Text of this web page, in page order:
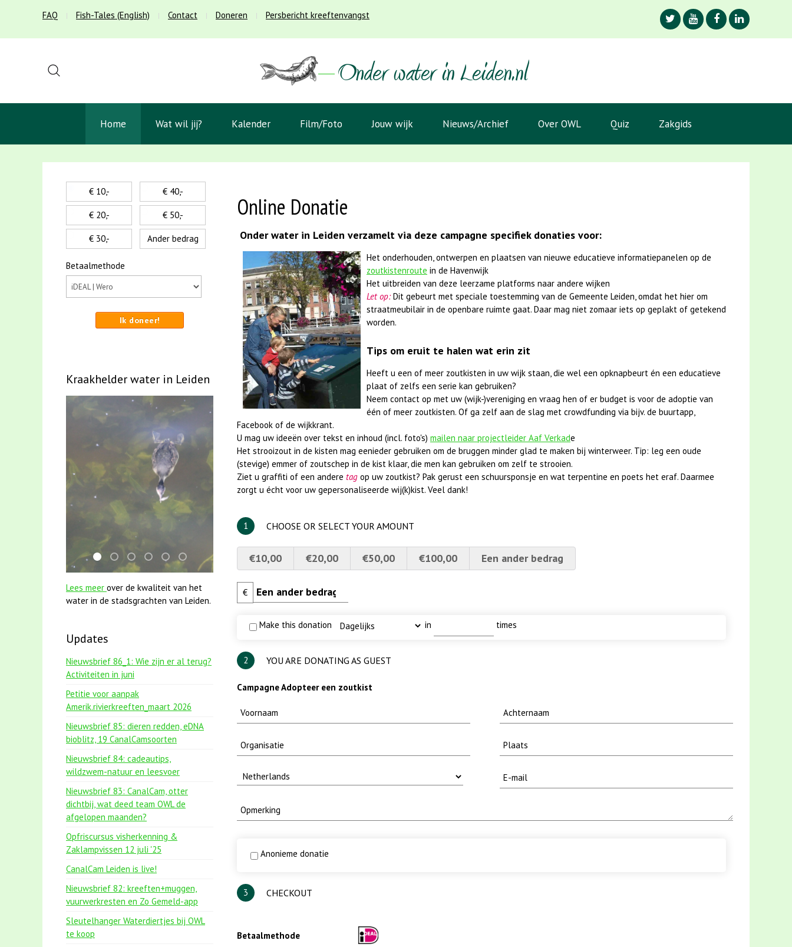
FAQ Fish-Tales (English) Contact Doneren Persbericht kreeftenvangst
Home Wat wil jij? Kalender Film/Foto Jouw wijk Nieuws/Archief Over OWL Quiz Zakgids
Online Donatie
Onder water in Leiden verzamelt via deze campagne specifiek donaties voor:
Het onderhouden, ontwerpen en plaatsen van nieuwe educatieve informatiepanelen op de
zoutkistenroute in de Havenwijk
Het uitbreiden van deze leerzame platforms naar andere wijken
Let op:Dit gebeurt met speciale toestemming van de Gemeente Leiden, omdat het hier om
straatmeubilair in de openbare ruimte gaat. Daar mag niet zomaar iets op geplakt of getekend
worden.
Tips om eruit te halen wat erin zit
Heeft u een of meer zoutkisten in uw wijk staan, die wel een opknapbeurt én een educatieve
plaat of zelfs een serie kan gebruiken?
Neem contact op met uw (wijk-)vereniging en vraag hen of er budget is voor de adoptie van
één of meer zoutkisten. Of ga zelf aan de slag met crowdfunding via bijv. de buurtapp,
Facebook of de wijkkrant.
U mag uw ideeën over tekst en inhoud (incl. foto's) mailen naar projectleider Aaf Verkade
Het strooizout in de kisten mag eenieder gebruiken om de bruggen minder glad te maken bij winterweer. Tip: leg een oude
(stevige) emmer of zoutschep in de kist klaar, die men kan gebruiken om zelf te strooien.
Ziet u graffiti of een andere tag op uw zoutkist? Pak gerust een schuursponsje en wat terpentine en poets het eraf. Daarmee
zorgt u écht voor uw gepersonaliseerde wij(k)kist. Veel dank!
1 CHOOSE OR SELECT YOUR AMOUNT
€10,00 €20,00 €50,00 €100,00 Een ander bedrag
€
Make this donation in times
2 YOU ARE DONATING AS GUEST
Campagne Adopteer een zoutkist
Anonieme donatie
3 CHECKOUT
Betaalmethode
€ 10,-
€ 20,-
€ 30,-
€ 40,-
€ 50,-
Ander bedrag
Betaalmethode
Ik doneer!
Kraakhelder water in Leiden
mei2021 watervogelmethode fuut met baars
mei2021 1 snoekje elly
smoelenboek fifi en karper nieuwsbrief-
jun2021 zaklv 5 snoekje MOOI
karper met kattenklimtouw
jun2021 28 brasem en rietvoorns 4a verscherpt
Lees meer over de kwaliteit van het
water in de stadsgrachten van Leiden.
Updates
Nieuwsbrief 86_1: Wie zijn er al terug?
Activiteiten in juni
Petitie voor aanpak
Amerik.rivierkreeften_maart 2026
Nieuwsbrief 85: dieren redden, eDNA
bioblitz, 19 CanalCamsoorten
Nieuwsbrief 84: cadeautips,
wildzwem-natuur en leesvoer
Nieuwsbrief 83: CanalCam, otter
dichtbij, wat deed team OWL de
afgelopen maanden?
Opfriscursus visherkenning &
Zaklampvissen 12 juli '25
CanalCam Leiden is live!
Nieuwsbrief 82: kreeften+muggen,
vuurwerkresten en Zo Gemeld-app
Sleutelhanger Waterdiertjes bij OWL
te koop